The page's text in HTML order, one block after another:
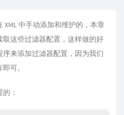
中手动添加和维护的，本章
这些过滤器配置，这样做的好
来添加过滤器配置，因为我们
可。
：